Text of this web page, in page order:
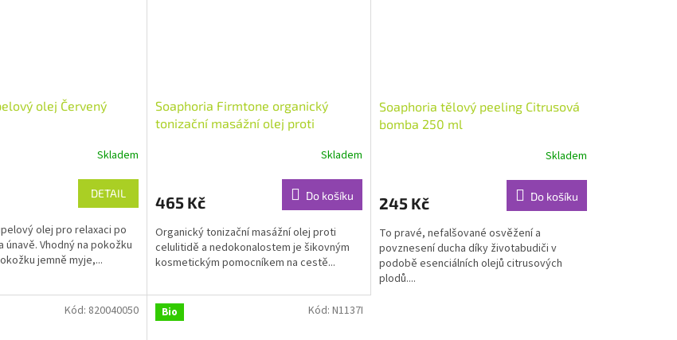
olej Červený
Skladem
DETAIL
olej pro relaxaci po
únavě. Vhodný na pokožku
jemně myje,...
Soaphoria Firmtone organický
tonizační masážní olej proti
je
z
5
hvězdiček.
Skladem
465 Kč Do košíku
Organický tonizační masážní olej proti
celulitidě a nedokonalostem je šikovným
kosmetickým pomocníkem na cestě...
Soaphoria tělový peeling Citrusová
bomba 250 ml
je
z
5
hvězdiček.
Skladem
245 Kč Do košíku
To pravé, nefalšované osvěžení a
povznesení ducha díky životabudiči v
podobě esenciálních olejů citrusových
plodů....
Kód: 820040050 Bio Kód: N1137I